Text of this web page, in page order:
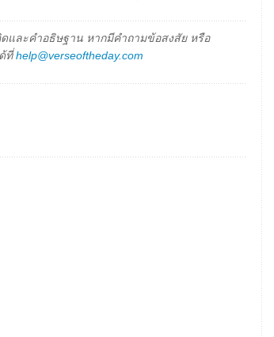
และคำอธิษฐาน หากมีคำถามข้อสงสัย หรือ
ที่help@verseoftheday.com